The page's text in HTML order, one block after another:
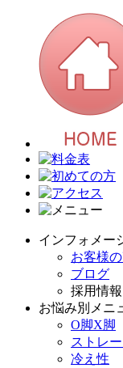
インフォメー
お客様
ブログ
採用情
お悩み別メニ
O脚X脚
ストレ
冷え性